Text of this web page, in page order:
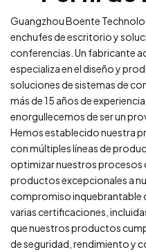
Guangzhou Boente
enchufes de escritorio y
conferencias. Un fabricante
especializa en el diseño y
soluciones de sistemas de
más de 15 años de
enorgullecemos de ser un
Hemos establecido nuestra
con múltiples líneas de
optimizar nuestros procesos
productos excepcionales a
compromiso inquebrantable
varias certificaciones,
que nuestros productos
de seguridad, rendimiento y